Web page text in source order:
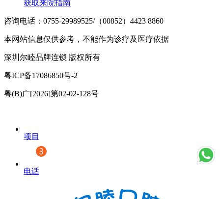
获取来院指南
咨询电话：0755-29989525/（00852）4423 8860
本网站信息仅供参考，不能作为诊疗及医疗依据
深圳尔睦品牌连锁 版权所有
粤ICP备17086850号-2
粤(B)广[2026]第02-02-128号
项目
电话